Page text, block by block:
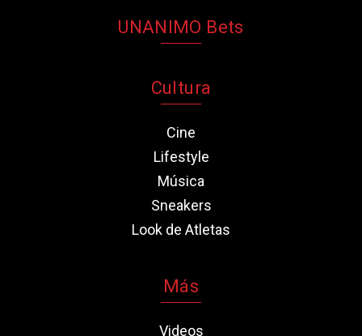
UNANIMO Bets
Cultura
Cine
Lifestyle
Música
Sneakers
Look de Atletas
Más
Videos